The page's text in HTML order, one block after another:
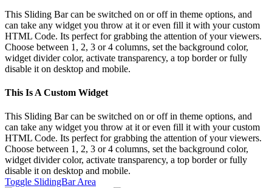
This Sliding Bar can be switched on or off in theme options, and
can take any widget you throw at it or even fill it with your custom
HTML Code. Its perfect for grabbing the attention of your viewers.
Choose between 1, 2, 3 or 4 columns, set the background color,
widget divider color, activate transparency, a top border or fully
disable it on desktop and mobile.
This Is A Custom Widget
This Sliding Bar can be switched on or off in theme options, and
can take any widget you throw at it or even fill it with your custom
HTML Code. Its perfect for grabbing the attention of your viewers.
Choose between 1, 2, 3 or 4 columns, set the background color,
widget divider color, activate transparency, a top border or fully
disable it on desktop and mobile.
Toggle SlidingBar Area